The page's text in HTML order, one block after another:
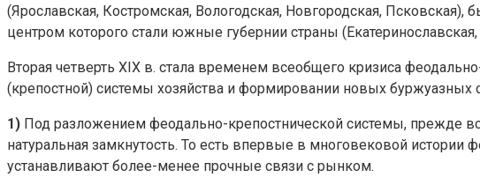
(Ярославская, Костромская, Вологодская, Новгородская,
центром которого стали южные губернии страны
Вторая четверть XIX в. стала временем всеобщего кризиса
(крепостной) системы хозяйства и формировании новых
1) Под разложением феодально-крепостнической системы, прежде
натуральная замкнутость. То есть впервые в многовековой истории
устанавливают более-менее прочные связи с рынком.